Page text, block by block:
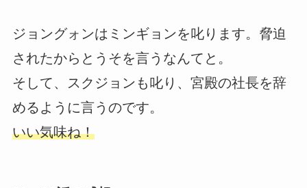
ジョングォンはミンギョンを叱ります。脅迫
されたからとうそを言うなんてと。
そして、スクジョンも叱り、宮殿の社長を辞
めるように言うのです。
いい気味ね！